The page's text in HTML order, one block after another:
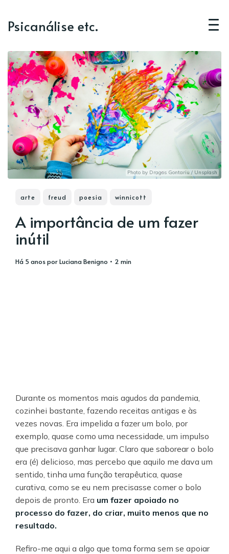
Psicanálise etc.
Photo by Dragos Gontariu / Unsplash
arte freud poesia winnicott
A importância de um fazer
inútil
há 5 anosporLuciana Benigno • 2 min
Durante os momentos mais agudos da pandemia,
cozinhei bastante, fazendo receitas antigas e às
vezes novas. Era impelida a fazer um bolo, por
exemplo, quase como uma necessidade, um impulso
que precisava ganhar lugar. Claro que saborear o bolo
era (é) delicioso, mas percebo que aquilo me dava um
sentido, tinha uma função terapêutica, quase
curativa, como se eu nem precisasse comer o bolo
depois de pronto. Era um fazer apoiado no
processo do fazer, do criar, muito menos que no
resultado.
Refiro-me aqui a algo que toma forma sem se apoiar